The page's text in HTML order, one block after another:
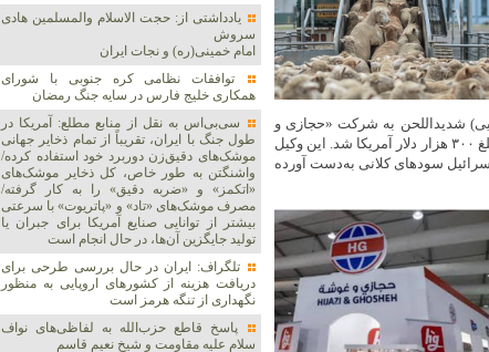
شدیداللحن به شرکت «حجازی و
غوشه» و مالکان آن ارسال کرد و خواستار پرداخت فوری بدهی‌ای به مبلغ ۳۰۰ هزار دلار آمریکا شد. این وکیل
سودهای کلانی به‌دست آورده
یادداشتی از: حجت الاسلام والمسلمین هادی
سروش
امام خمینی(ره) و نجات ایران
توافقات نظامی کره جنوبی با شورای
همکاری خلیج فارس در سایه جنگ رمضان
سی‌بی‌اس به نقل از منابع مطلع: آمریکا در
طول جنگ با ایران، تقریباً از تمام ذخایر جهانی
موشک‌های دقیق‌زن دوربرد خود استفاده کرده/
واشنگتن به طور خاص، کل ذخایر موشک‌های
«اتکمز» و «ضربه دقیق» را به کار گرفته/
مصرف موشک‌های «تاد» و «پاتریوت» با سرعتی
بیشتر از توانایی صنایع آمریکا برای جبران یا
تولید جایگزین آن‌ها، در حال انجام است
تلگراف: ایران در حال بررسی طرحی برای
دریافت هزینه از کشورهای اروپایی به منظور
نگهداری از تنگه هرمز است
پاسخ قاطع حزب‌الله به لفاظی‌های نواف
سلام علیه مقاومت و شیخ نعیم قاسم